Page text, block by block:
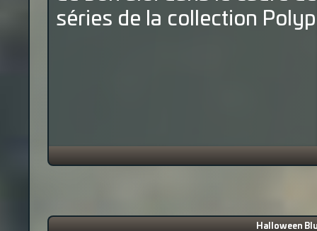
séries de la collection
Halloween